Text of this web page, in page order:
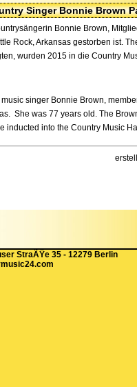
Singer Bonnie Brown
Bonnie Brown,
Rock, Arkansas gestorben ist.
wurden 2015 in die Country
singer Bonnie Brown,
She was 77 years old. The
inducted into the Country Music
StraÃŸe 35 - 12279 Berlin